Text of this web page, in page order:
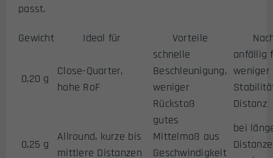
passt.
Gewicht Ideal für Vorteile
0,20 g
Close-Quarter,
hohe RoF
schnelle
Beschleunigung,
weniger
Rückstoß
anfällig
weniger
Distanz
0,25 g
Allround, kurze bis
mittlere Distanzen
gutes
Mittelmaß aus
Geschwindigkeit
bei